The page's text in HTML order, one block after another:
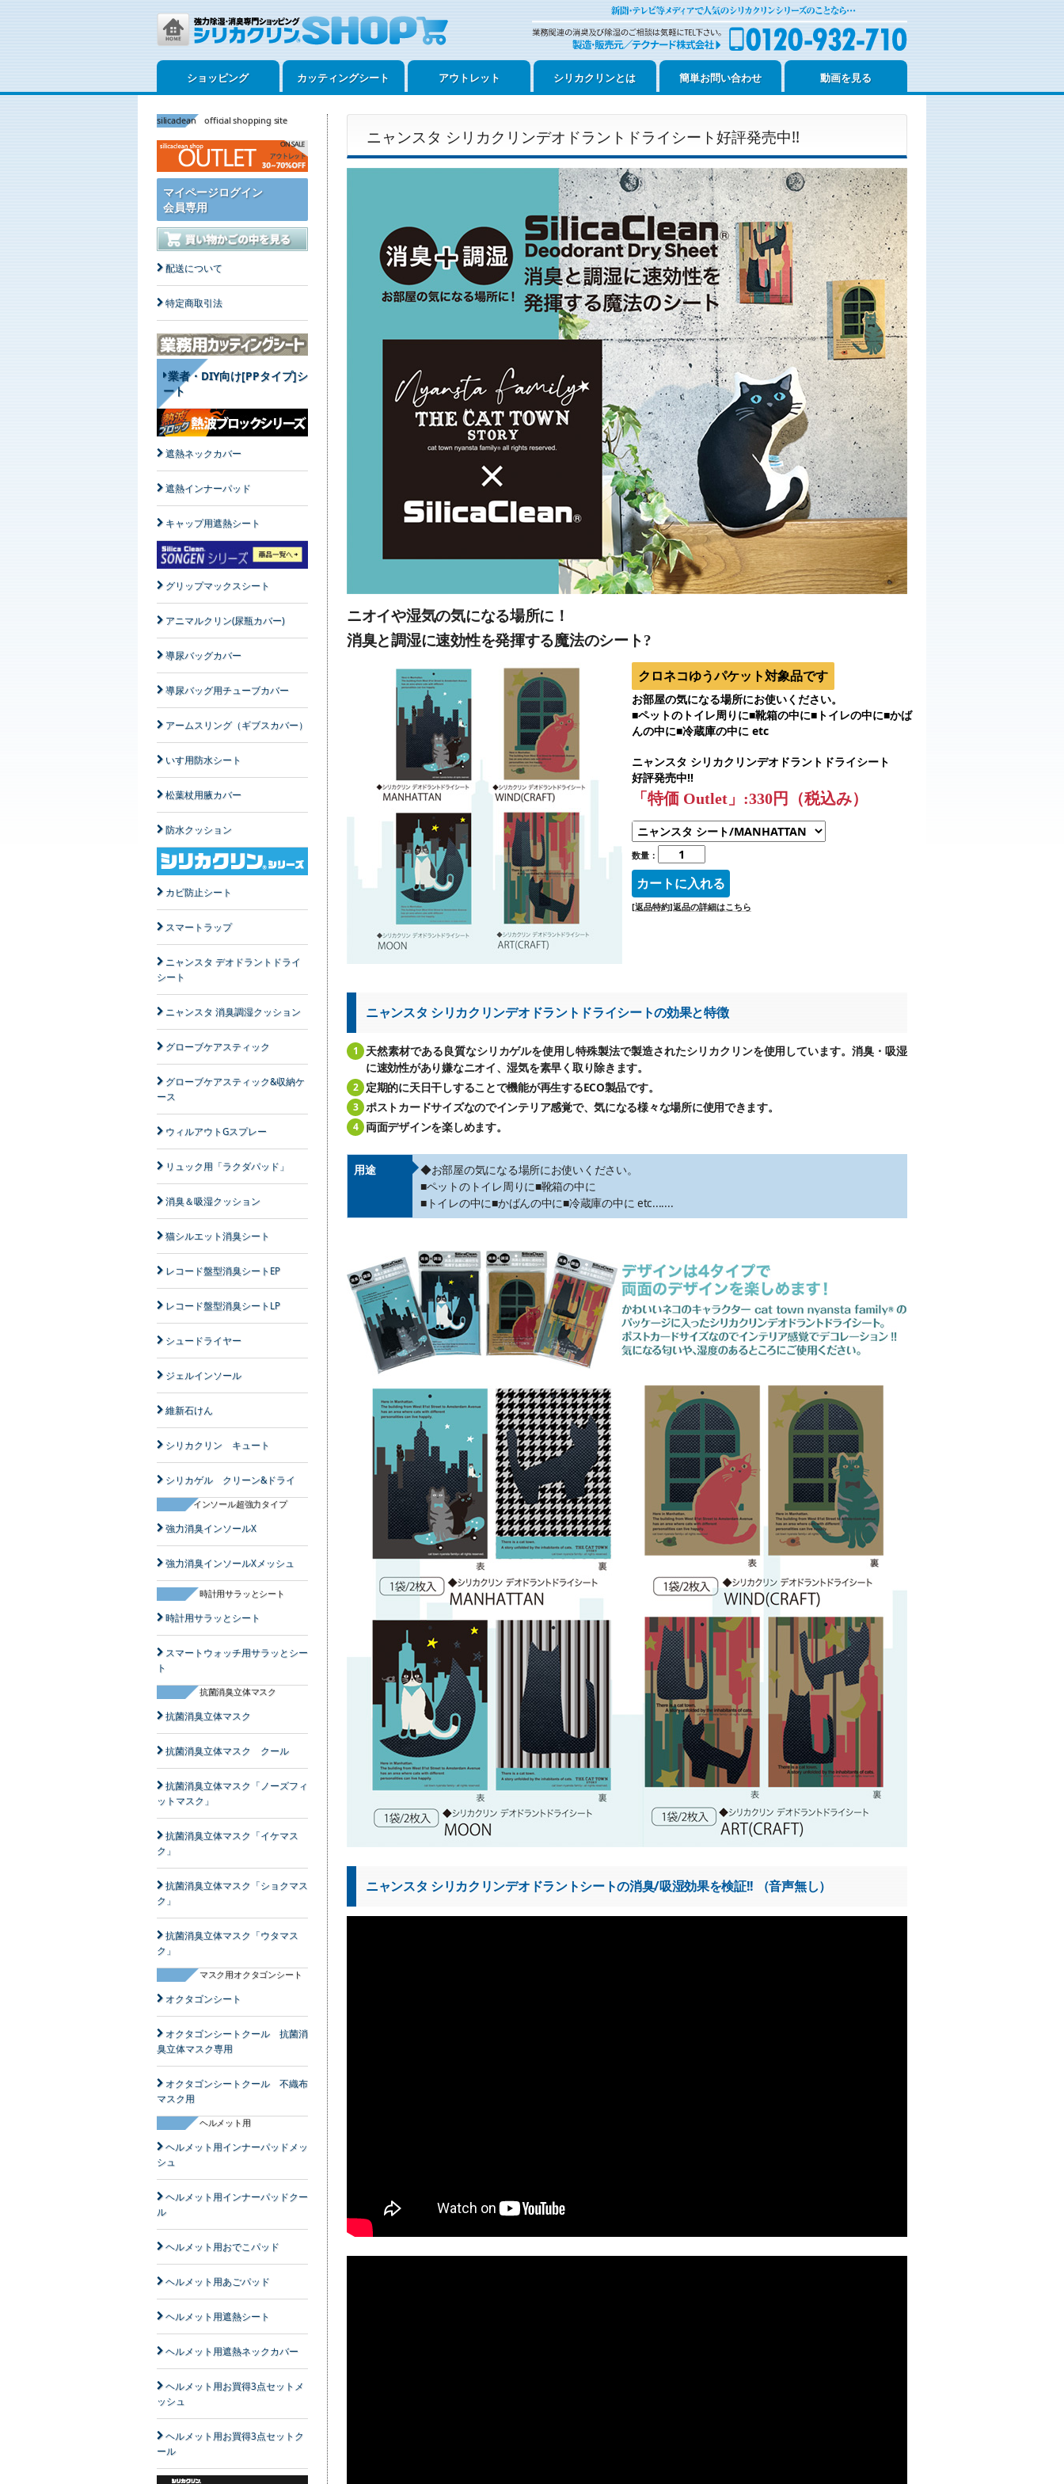
ショッピング カッティングシート アウトレット シリカクリンとは 簡単お問い合わせ 動画を見る
ニャンスタ シリカクリンデオドラントドライシート好評発売中!!
ニオイや湿気の気になる場所に！
消臭と調湿に速効性を発揮する魔法のシート?
クロネコゆうパケット対象品です
お部屋の気になる場所にお使いください。
■ペットのトイレ周りに■靴箱の中に■トイレの中に■かば
んの中に■冷蔵庫の中に etc
ニャンスタ シリカクリンデオドラントドライシート
好評発売中!!
「特価 Outlet」:330円（税込み）
数量：
[返品特約]返品の詳細はこちら
ニャンスタ シリカクリンデオドラントドライシートの効果と特徴
天然素材である良質なシリカゲルを使用し特殊製法で製造されたシリカクリンを使用しています。消臭・吸湿
に速効性があり嫌なニオイ、湿気を素早く取り除きます。
定期的に天日干しすることで機能が再生するECO製品です。
ポストカードサイズなのでインテリア感覚で、気になる様々な場所に使用できます。
両面デザインを楽しめます。
用途
◆お部屋の気になる場所にお使いください。
■ペットのトイレ周りに■靴箱の中に
■トイレの中に■かばんの中に■冷蔵庫の中に etc.......
ニャンスタ シリカクリンデオドラントシートの消臭/吸湿効果を検証!! （音声無し）
silicaclean official shopping site
マイページログイン
会員専用
配送について
特定商取引法
業者・DIY向け[PPタイプ]シ
ート
遮熱ネックカバー
遮熱インナーパッド
キャップ用遮熱シート
グリップマックスシート
アニマルクリン(尿瓶カバー)
導尿バッグカバー
導尿バッグ用チューブカバー
アームスリング（ギブスカバー）
いす用防水シート
松葉杖用腋カバー
防水クッション
カビ防止シート
スマートラップ
ニャンスタ デオドラントドライ
シート
ニャンスタ 消臭調湿クッション
グローブケアスティック
グローブケアスティック&収納ケ
ース
ウィルアウトGスプレー
リュック用「ラクダパッド」
消臭＆吸湿クッション
猫シルエット消臭シート
レコード盤型消臭シートEP
レコード盤型消臭シートLP
シュードライヤー
ジェルインソール
維新石けん
シリカクリン キュート
シリカゲル クリーン&ドライ
インソール超強力タイプ
強力消臭インソールX
強力消臭インソールXメッシュ
時計用サラッとシート
時計用サラッとシート
スマートウォッチ用サラッとシー
ト
抗菌消臭立体マスク
抗菌消臭立体マスク
抗菌消臭立体マスク クール
抗菌消臭立体マスク「ノーズフィ
ットマスク」
抗菌消臭立体マスク「イケマス
ク」
抗菌消臭立体マスク「ショクマス
ク」
抗菌消臭立体マスク「ウタマス
ク」
マスク用オクタゴンシート
オクタゴンシート
オクタゴンシートクール 抗菌消
臭立体マスク専用
オクタゴンシートクール 不織布
マスク用
ヘルメット用
ヘルメット用インナーパッドメッ
シュ
ヘルメット用インナーパッドクー
ル
ヘルメット用おでこパッド
ヘルメット用あごパッド
ヘルメット用遮熱シート
ヘルメット用遮熱ネックカバー
ヘルメット用お買得3点セットメ
ッシュ
ヘルメット用お買得3点セットク
ール